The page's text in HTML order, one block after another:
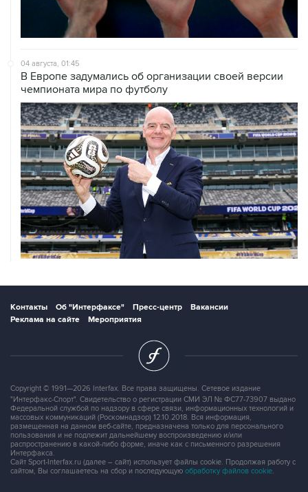
04 августа, 01:45
В Европе задумались об организации своей версии
чемпионата мира по футболу
Контакты Об "Интерфаксе" Пресс-центр
Вакансии
Реклама на сайте
Мероприятия
Copyright © 1991—2026 Interfax. Все права защищены. Сетевое издание
"Интерфакс-Спорт". Свидетельство о регистрации СМИ ЭЛ № ФС77-73907 выдано
Федеральной службой по надзору в сфере связи, информационных технологий и
массовых коммуникаций (Роскомнадзор) 12.10.2018. Вся информация,
размещенная на данном веб-сайте, предназначена только для персонального
пользования и не подлежит дальнейшему воспроизведению и/или
распространению в какой-либо форме, иначе как с письменного разрешения
Интерфакса.
Сайт Sport-Interfax.ru (далее – сайт) использует файлы cookie. Продолжая работу с
сайтом, Вы соглашаетесь на сбор и последующую обработку файлов cookie